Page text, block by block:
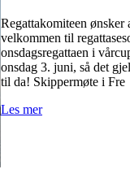
Regattakomiteen ønsker
velkommen til
onsdagsregattaen i
onsdag 3. juni, så det
til da! Skippermøte i Fre
Les mer